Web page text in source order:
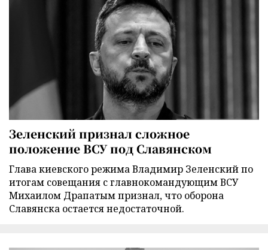
Зеленский признал сложное
положение ВСУ под Славянском
Глава киевского режима Владимир Зеленский по
итогам совещания с главнокомандующим ВСУ
Михаилом Драпатым признал, что оборона
Славянска остается недостаточной.